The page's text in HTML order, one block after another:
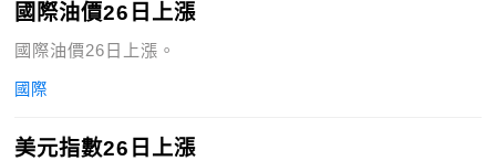
國際油價26日上漲
國際油價26日上漲。
國際
美元指數26日上漲